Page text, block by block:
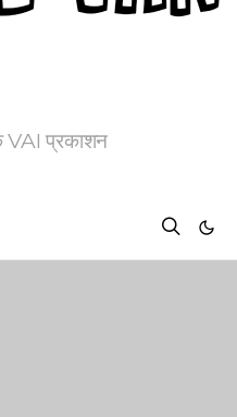
VAI प्रकाशन